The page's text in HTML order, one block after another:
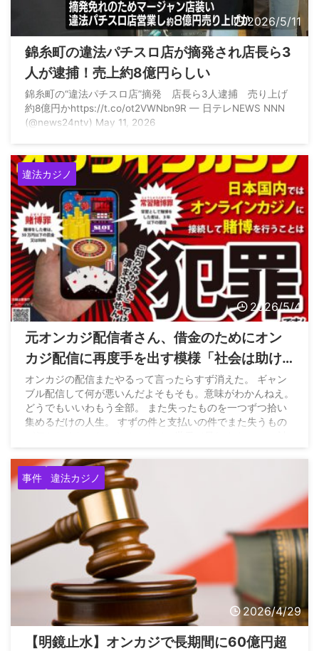
2026/5/11
錦糸町の違法パチスロ店が摘発され店長ら3
人が逮捕！売上約8億円らしい
錦糸町の“違法パチスロ店”摘発 店長ら3人逮捕 売り上げ
約8億円かhttps://t.co/ot2VWNbn9R — 日テレNEWS NNN
(@news24ntv) May 11, 2026
違法カジノ
2026/5/4
元オンカジ配信者さん、借金のためにオン
カジ配信に再度手を出す模様「社会は助け
てはくれない。じゃあオンカジしかねー
よ。」
オンカジの配信またやるって言ったらすず消えた。 ギャン
ブル配信して何が悪いんだよそもそも。意味がわかんねえ。
どうでもいいわもう全部。 また失ったものを一つずつ拾い
集めるだけの人生。 すずの件と支払いの件でまた失うもの
事件 違法カジノ
2026/4/29
【明鏡止水】オンカジで長期間に60億円超